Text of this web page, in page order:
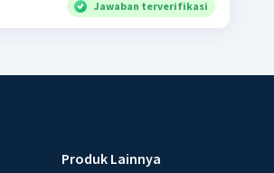
Jawaban terverifikasi
Produk Lainnya